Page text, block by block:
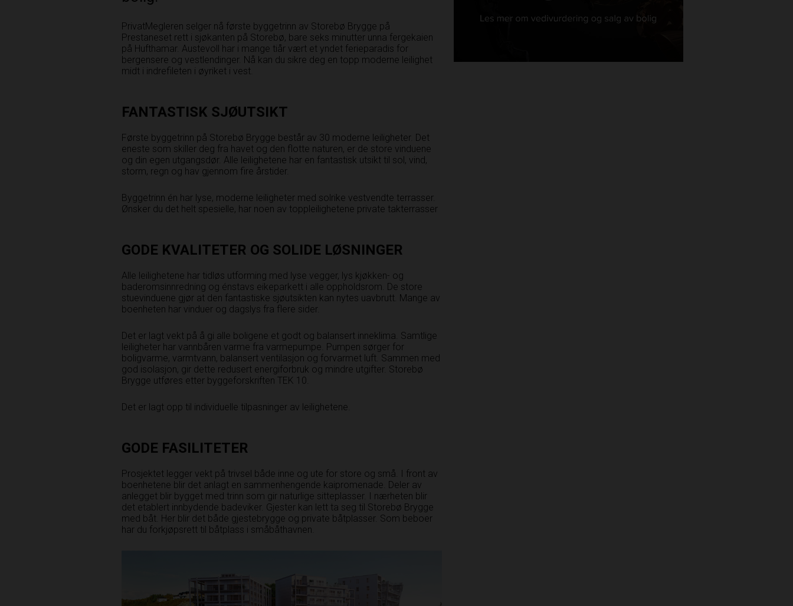
PrivatMegleren selger nå første byggetrinn av Storebø Brygge på
Prestaneset rett i sjøkanten på Storebø, bare seks minutter unna fergekaien
på Hufthamar. Austevoll har i mange tiår vært et yndet ferieparadis for
bergensere og vestlendinger. Nå kan du sikre deg en topp moderne leilighet
midt i indrefileten i øyriket i vest.
FANTASTISK SJØUTSIKT
Første byggetrinn på Storebø Brygge består av 30 moderne leiligheter. Det
eneste som skiller deg fra havet og den flotte naturen, er de store vinduene
og din egen utgangsdør. Alle leilighetene har en fantastisk utsikt til sol, vind,
storm, regn og hav gjennom fire årstider.
Byggetrinn én har lyse, moderne leiligheter med solrike vestvendte terrasser.
Ønsker du det helt spesielle, har noen av toppleilighetene private takterrasser
GODE KVALITETER OG SOLIDE LØSNINGER
Alle leilighetene har tidløs utforming med lyse vegger, lys kjøkken- og
baderomsinnredning og énstavs eikeparkett i alle oppholdsrom. De store
stuevinduene gjør at den fantastiske sjøutsikten kan nytes uavbrutt. Mange av
boenheten har vinduer og dagslys fra flere sider.
Det er lagt vekt på å gi alle boligene et godt og balansert inneklima. Samtlige
leiligheter har vannbåren varme fra varmepumpe. Pumpen sørger for
boligvarme, varmtvann, balansert ventilasjon og forvarmet luft. Sammen med
god isolasjon, gir dette redusert energiforbruk og mindre utgifter. Storebø
Brygge utføres etter byggeforskriften TEK 10.
Det er lagt opp til individuelle tilpasninger av leilighetene.
GODE FASILITETER
Prosjektet legger vekt på trivsel både inne og ute for store og små. I front av
boenhetene blir det anlagt en sammenhengende kaipromenade. Deler av
anlegget blir bygget med trinn som gir naturlige sitteplasser. I nærheten blir
det etablert innbydende badeviker. Gjester kan lett ta seg til Storebø Brygge
med båt. Her blir det både gjestebrygge og private båtplasser. Som beboer
har du forkjøpsrett til båtplass i småbåthavnen.